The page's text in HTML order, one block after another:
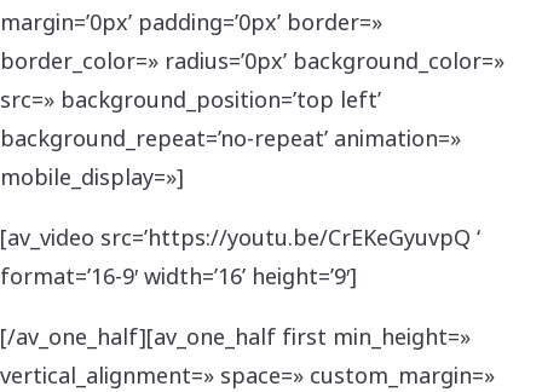
margin=’0px’ padding=’0px’ border=»
border_color=» radius=’0px’ background_color=»
src=» background_position=’top left’
background_repeat=’no-repeat’ animation=»
mobile_display=»]
[av_video src=’https://youtu.be/CrEKeGyuvpQ ‘
format=’16-9′ width=’16’ height=’9′]
[/av_one_half][av_one_half first min_height=»
vertical_alignment=» space=» custom_margin=»